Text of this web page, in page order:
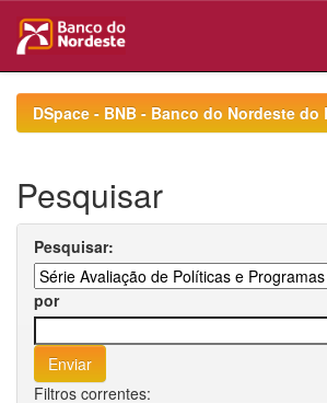
navigationDSpace - BNB - Banco do Nordeste do
Pesquisar
Pesquisar:
por
Filtros correntes: